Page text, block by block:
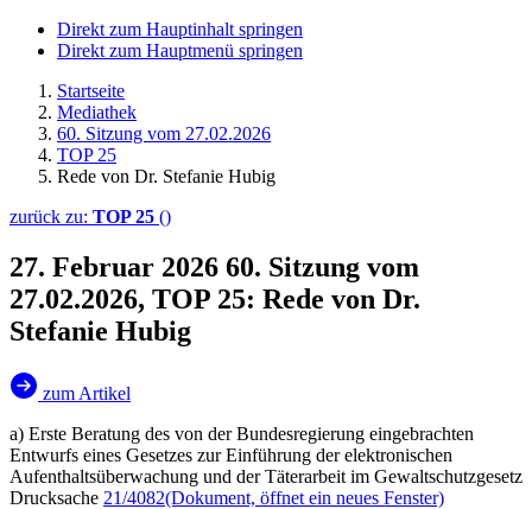
Direkt zum Hauptinhalt springen
Direkt zum Hauptmenü springen
Startseite
Mediathek
60. Sitzung vom 27.02.2026
TOP 25
Rede von Dr. Stefanie Hubig
zurück zu: TOP 25 ()
27. Februar 2026 60. Sitzung vom
27.02.2026, TOP 25: Rede von Dr.
Stefanie Hubig
zum Artikel
a) Erste Beratung des von der Bundesregierung eingebrachten
Entwurfs eines Gesetzes zur Einführung der elektronischen
Aufenthaltsüberwachung und der Täterarbeit im Gewaltschutzgesetz
Drucksache 21/4082(Dokument, öffnet ein neues Fenster)